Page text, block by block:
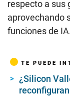
respecto a sus
aprovechando
funciones de
TE PUEDE
¿Silicon